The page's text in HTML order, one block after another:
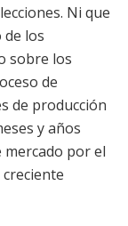
Ni que
los
sobre los
de
de producción
y años
mercado por el